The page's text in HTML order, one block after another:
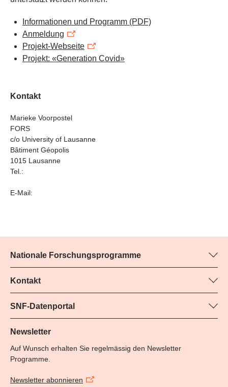
Informationen und Programm (PDF)
Anmeldung
Projekt-Webseite
Projekt: «Generation Covid»
Kontakt
Marieke Voorpostel
FORS
c/o University of Lausanne
Bâtiment Géopolis
1015 Lausanne
Tel.:
E-Mail:
Nationale Forschungsprogramme
Hier finden Sie Informationen zu allen Nationalen
Forschungsprogrammen (NFP):
Alle NFP
Kontakt
Programm-Managerin
Yvonne Rosteck, SNF
Tel.: +
79
SNF-Datenportal
Hier finden Sie umfangreiche Informationen zu den vom SNF
geförderten Projekten.
Zum Datenportal
Newsletter
Auf Wunsch erhalten Sie regelmässig den Newsletter
Programme.
Newsletter abonnieren